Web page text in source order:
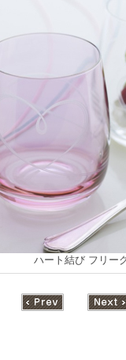
ハート結び フリー